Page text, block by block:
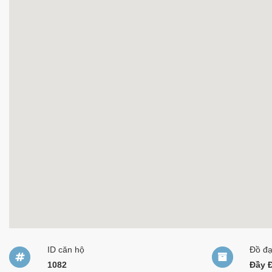
ID căn hộ
1082
Đồ
Đầy